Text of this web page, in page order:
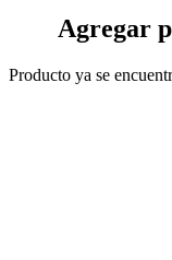
Agregar
Producto ya se